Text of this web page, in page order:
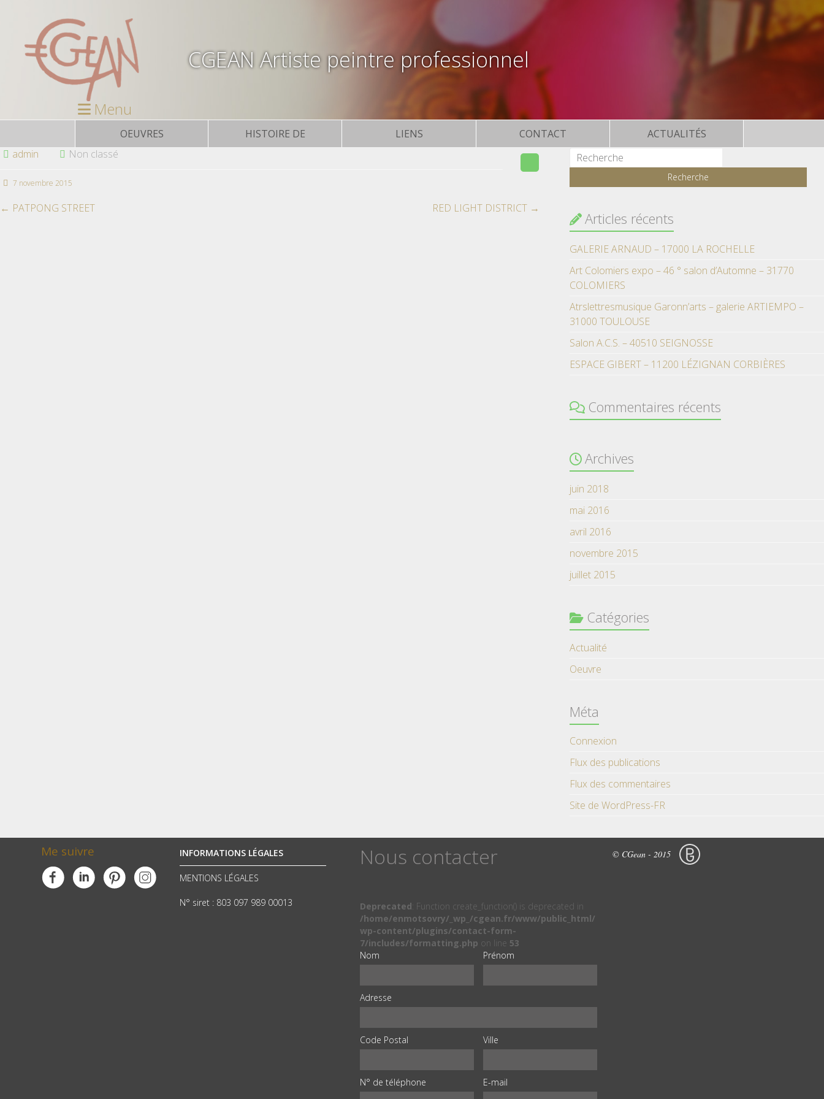
CGEAN Artiste peintre professionnel
Menu
OEUVRES HISTOIRE DE LIENS CONTACT
ACTUALITÉS
admin
Non classé
7 novembre 2015
← PATPONG STREET RED LIGHT DISTRICT →
Articles récents
GALERIE ARNAUD – 17000 LA ROCHELLE
Art Colomiers expo – 46 ° salon d’Automne – 31770
COLOMIERS
Atrslettresmusique Garonn’arts – galerie ARTIEMPO –
31000 TOULOUSE
Salon A.C.S. – 40510 SEIGNOSSE
ESPACE GIBERT – 11200 LÉZIGNAN CORBIÈRES
Commentaires récents
Archives
juin 2018
mai 2016
avril 2016
novembre 2015
juillet 2015
Catégories
Actualité
Oeuvre
Méta
Connexion
Flux des publications
Flux des commentaires
Site de WordPress-FR
Me suivre INFORMATIONS LÉGALES
MENTIONS LÉGALES
N° siret : 803 097 989 00013
Nous contacter
Deprecated: Function create_function() is deprecated in
/home/enmotsovry/_wp_/cgean.fr/www/public_html/
wp-content/plugins/contact-form-
7/includes/formatting.php on line 53
Nom
Prénom
Adresse
Code Postal Ville
N° de téléphone E-mail
© CGean - 2015